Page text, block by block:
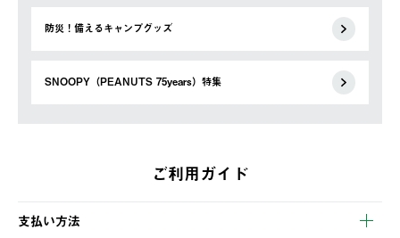
防災！備えるキャンプグッズ
SNOOPY（PEANUTS 75years）特集
ご利用ガイド
支払い方法